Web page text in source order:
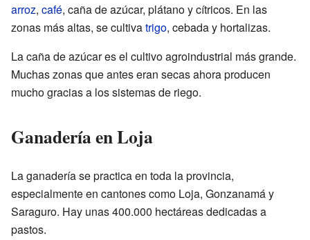
arroz, café, caña de azúcar, plátano y cítricos. En las
zonas más altas, se cultivatrigo, cebada y hortalizas.
La caña de azúcar es el cultivo agroindustrial más grande.
Muchas zonas que antes eran secas ahora producen
mucho gracias a los sistemas de riego.
Ganadería en Loja
La ganadería se practica en toda la provincia,
especialmente en cantones como Loja, Gonzanamá y
Saraguro. Hay unas 400.000 hectáreas dedicadas a
pastos.